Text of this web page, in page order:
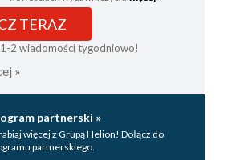
TERAZ
1-2 wiadomości tygodniowo!
»
partnerski »
więcej z Grupą Helion! Dołącz do
partnerskiego.